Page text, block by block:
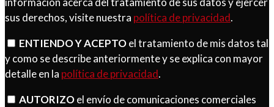
sus derechos, visite nuestra política de privacidad.
ENTIENDO Y ACEPTOel tratamiento de mis datos tal
y como se describe anteriormente y se explica con mayor
detalle en la política de privacidad.
AUTORIZOel envío de comunicaciones comerciales